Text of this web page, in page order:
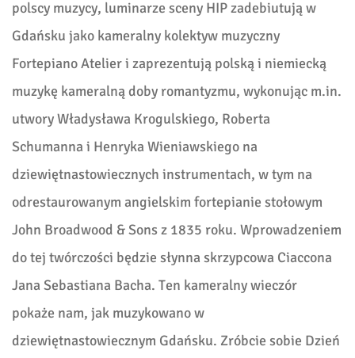
polscy muzycy, luminarze sceny HIP zadebiutują w
Gdańsku jako kameralny kolektyw muzyczny
Fortepiano Atelier i zaprezentują polską i niemiecką
muzykę kameralną doby romantyzmu, wykonując m.in.
utwory Władysława Krogulskiego, Roberta
Schumanna i Henryka Wieniawskiego na
dziewiętnastowiecznych instrumentach, w tym na
odrestaurowanym angielskim fortepianie stołowym
John Broadwood & Sons z 1835 roku. Wprowadzeniem
do tej twórczości będzie słynna skrzypcowa Ciaccona
Jana Sebastiana Bacha. Ten kameralny wieczór
pokaże nam, jak muzykowano w
dziewiętnastowiecznym Gdańsku. Zróbcie sobie Dzień